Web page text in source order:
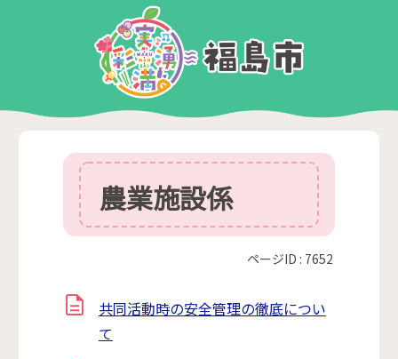
農業施設係
ページID : 7652
共同活動時の安全管理の徹底につい
て